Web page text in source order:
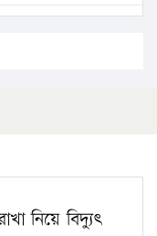
নিয়ে বিদ্যুৎ